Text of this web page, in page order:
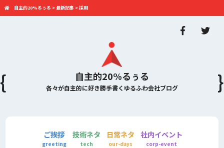
自主的20%るぅる
各々が自主的に好き勝手書くゆるふわ会社ブログ
自主的20%るぅる > 最新記事 >採用
ご挨拶
greeting
技術ネタ
tech
日常ネタ
our-days
社内イベント
corp-event